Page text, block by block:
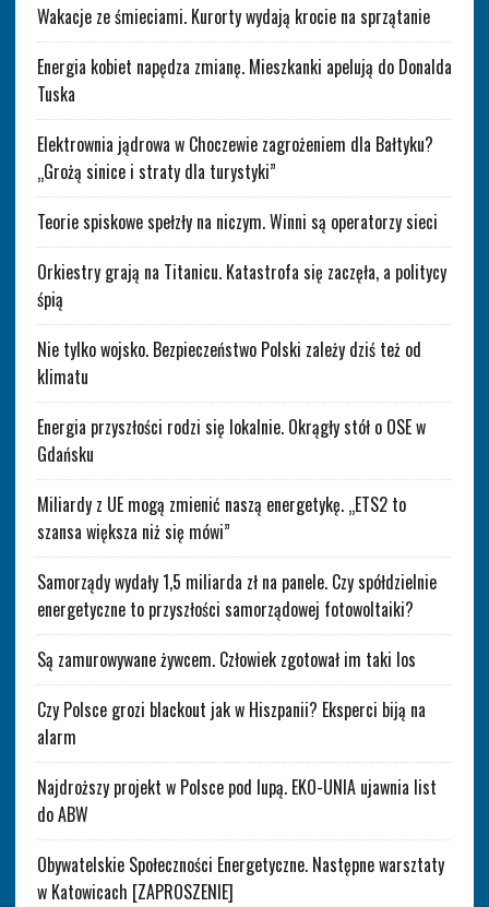
Wakacje ze śmieciami. Kurorty wydają krocie na sprzątanie
Energia kobiet napędza zmianę. Mieszkanki apelują do Donalda
Tuska
Elektrownia jądrowa w Choczewie zagrożeniem dla Bałtyku?
„Grożą sinice i straty dla turystyki”
Teorie spiskowe spełzły na niczym. Winni są operatorzy sieci
Orkiestry grają na Titanicu. Katastrofa się zaczęła, a politycy
śpią
Nie tylko wojsko. Bezpieczeństwo Polski zależy dziś też od
klimatu
Energia przyszłości rodzi się lokalnie. Okrągły stół o OSE w
Gdańsku
Miliardy z UE mogą zmienić naszą energetykę. „ETS2 to
szansa większa niż się mówi”
Samorządy wydały 1,5 miliarda zł na panele. Czy spółdzielnie
energetyczne to przyszłości samorządowej fotowoltaiki?
Są zamurowywane żywcem. Człowiek zgotował im taki los
Czy Polsce grozi blackout jak w Hiszpanii? Eksperci biją na
alarm
Najdroższy projekt w Polsce pod lupą. EKO-UNIA ujawnia list
do ABW
Obywatelskie Społeczności Energetyczne. Następne warsztaty
w Katowicach [ZAPROSZENIE]